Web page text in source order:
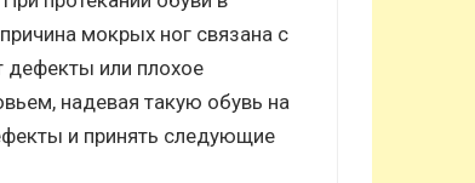
мокрых ног связана с
дефекты или плохое
надевая такую обувь на
и принять следующие